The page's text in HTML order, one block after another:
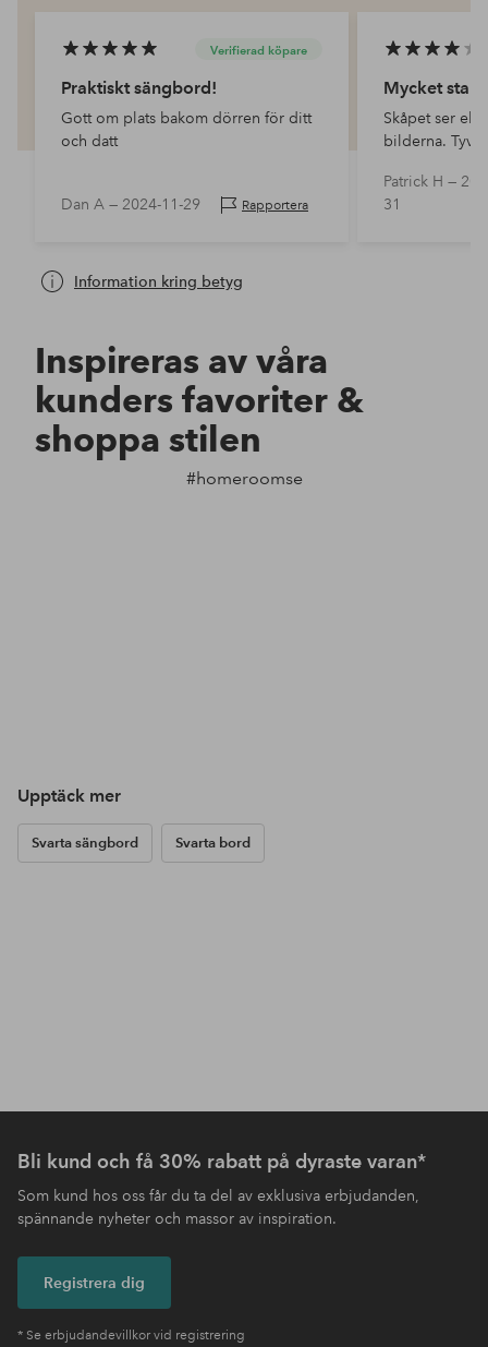
Verifierad köpare
Praktiskt sängbord!
Gott om plats bakom dörren för ditt
och datt
Dan A — 2024-11-29 Rapportera
Mycket
Skåpet ser
bilderna.
den
ut den i
Patrick H —
31
Information kring betyg
Inspireras av våra
kunders favoriter &
shoppa stilen
#homeroomse
Upptäck mer
Svarta sängbord Svarta bord
Bli kund och få 30% rabatt på dyraste varan*
Som kund hos oss får du ta del av exklusiva erbjudanden,
spännande nyheter och massor av inspiration.
Registrera dig
* Se erbjudandevillkor vid registrering